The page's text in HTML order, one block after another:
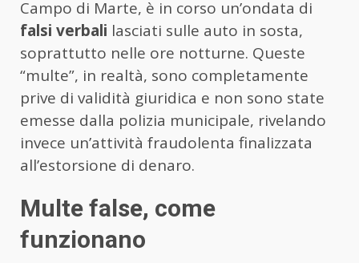
Campo di Marte, è in corso un’ondata di
falsi verbali lasciati sulle auto in sosta,
soprattutto nelle ore notturne. Queste
“multe”, in realtà, sono completamente
prive di validità giuridica e non sono state
emesse dalla polizia municipale, rivelando
invece un’attività fraudolenta finalizzata
all’estorsione di denaro.
Multe false, come
funzionano